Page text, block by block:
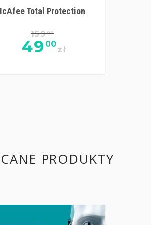
Total Protection
15900
49 00
zł
PRODUKTY